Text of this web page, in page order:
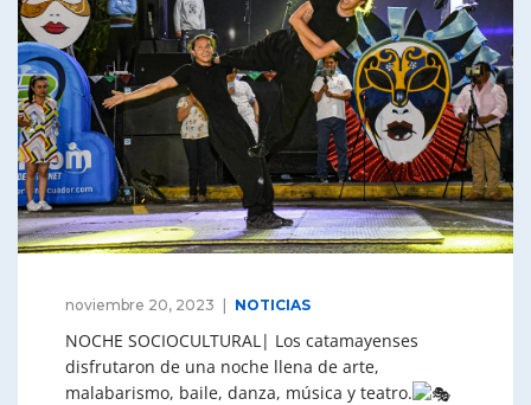
noviembre 20, 2023 NOTICIAS
NOCHE SOCIOCULTURAL| Los catamayenses
disfrutaron de una noche llena de arte,
malabarismo, baile, danza, música y teatro.